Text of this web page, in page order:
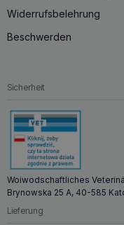
Ergebnisse.
ideal als Ergänzung
Produkte werden
enthält keinen
kaufen.
geschützt lagern.
Widerrufsbelehrung
Beschwerden
Sicherheit
Woiwodschaftliches
Brynowska 25 A, 40-585
Lieferung